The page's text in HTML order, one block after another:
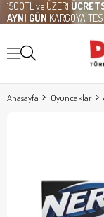
1500TL ve ÜZERİ
AYNI GÜN KARGOYA
Anasayfa Oyuncaklar